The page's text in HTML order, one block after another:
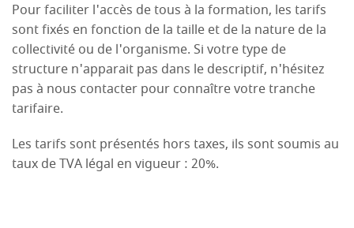
Pour faciliter l'accès de tous à la formation, les tarifs
sont fixés en fonction de la taille et de la nature de la
collectivité ou de l'organisme. Si votre type de
structure n'apparait pas dans le descriptif, n'hésitez
pas à nous contacter pour connaître votre tranche
tarifaire.
Les tarifs sont présentés hors taxes, ils sont soumis au
taux de TVA légal en vigueur : 20%.